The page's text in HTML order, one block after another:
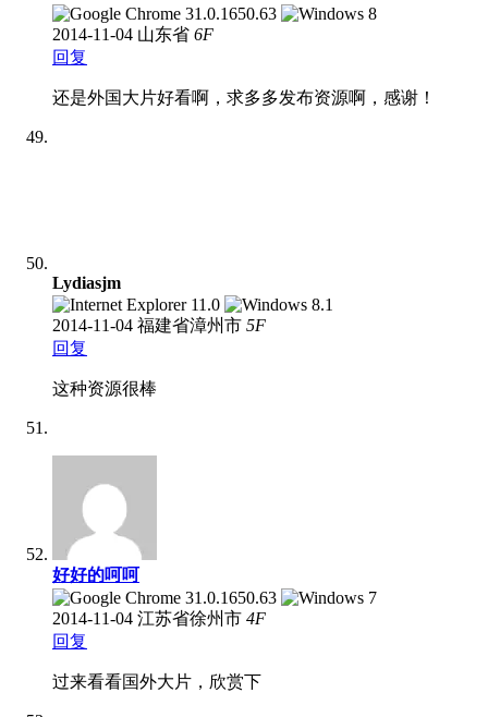
2014-11-04 山东省 6F
回复
还是外国大片好看啊，求多多发布资源啊，感谢！
Lydiasjm
2014-11-04 福建省漳州市 5F
回复
这种资源很棒
好好的呵呵
2014-11-04 江苏省徐州市 4F
回复
过来看看国外大片，欣赏下